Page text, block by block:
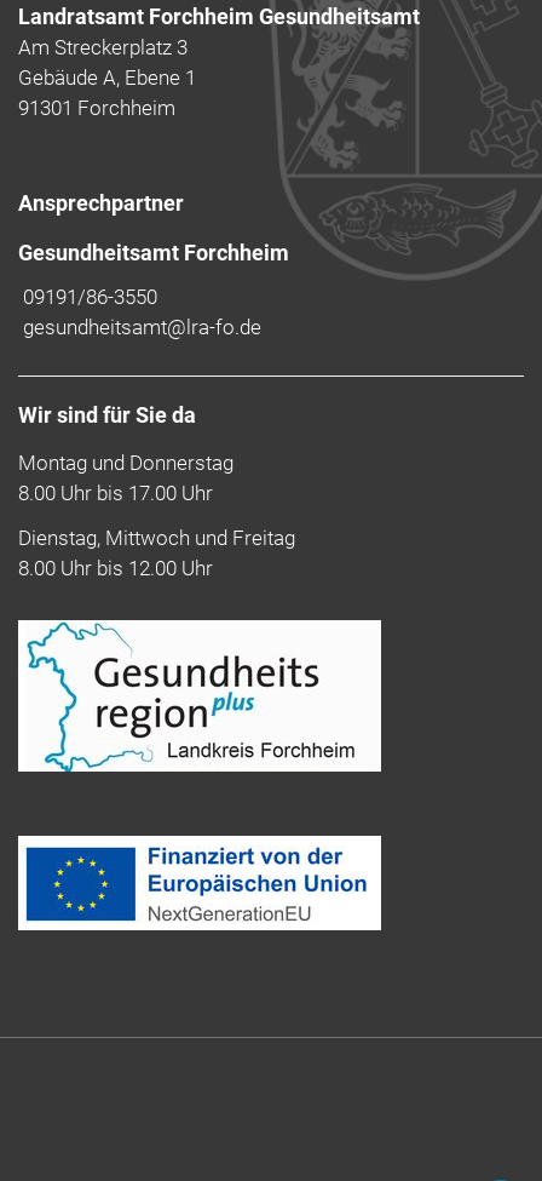
Landratsamt Forchheim Gesundheitsamt
Am Streckerplatz 3
Gebäude A, Ebene 1
91301 Forchheim
Ansprechpartner
Gesundheitsamt Forchheim
09191/86-3550
gesundheitsamt@lra-fo.de
Wir sind für Sie da
Montag und Donnerstag
8.00 Uhr bis 17.00 Uhr
Dienstag, Mittwoch und Freitag
8.00 Uhr bis 12.00 Uhr